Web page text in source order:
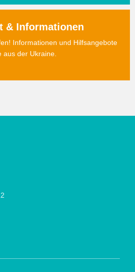
& Informationen
Informationen und Hilfsangebote
aus der Ukraine.